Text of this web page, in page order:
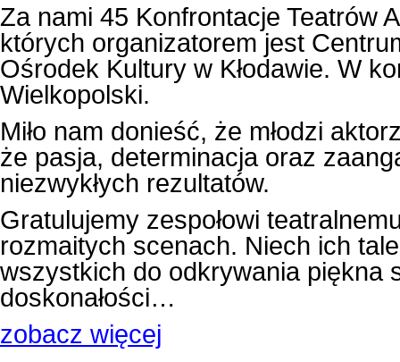
Za nami 45 Konfrontacje Teatrów
których organizatorem jest
Ośrodek Kultury w Kłodawie. W
Wielkopolski.
Miło nam donieść, że młodzi
że pasja, determinacja oraz
niezwykłych rezultatów.
Gratulujemy zespołowi
rozmaitych scenach. Niech ich
wszystkich do odkrywania piękna
doskonałości…
zobacz więcej